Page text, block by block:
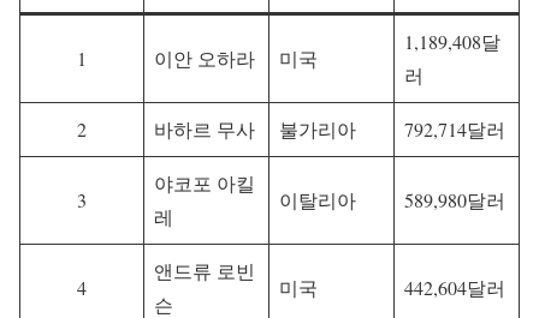
1 이안 오하라 미국
1,189,408달
러
2 바하르 무사 불가리아 792,714달러
3
야코포 아킬
레
이탈리아 589,980달러
4
앤드류 로빈
슨
미국 442,604달러